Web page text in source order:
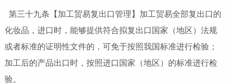
第三十九条【加工贸易复出口管理】加工贸易全部复出口的
化妆品，进口时，能够提供符合拟复出口国家（地区）法规
或者标准的证明性文件的，可免于按照我国标准进行检验；
加工后的产品出口时，按照进口国家（地区）的标准进行检
验。